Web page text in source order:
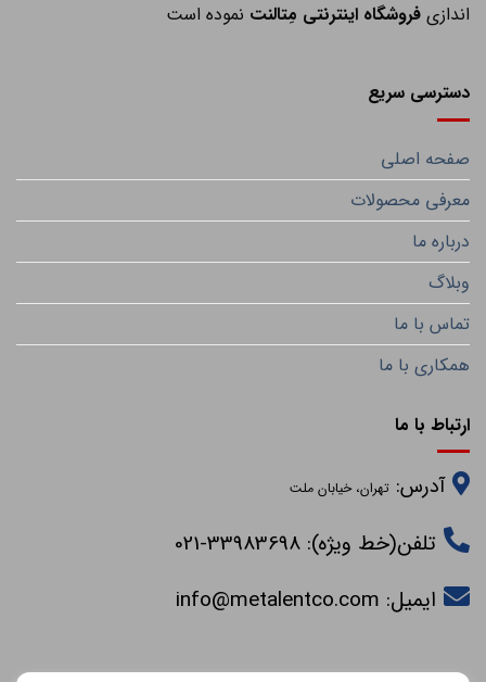
اندازیفروشگاه اینترنتی مِتالنتنموده است
دسترسی سریع
صفحه اصلی
معرفی محصولات
درباره ما
وبلاگ
تماس با ما
همکاری با ما
ارتباط با ما
آدرس:تهران، خیابان ملت
تلفن(خط ویژه): 33983698-021
ایمیل:info@metalentco.com